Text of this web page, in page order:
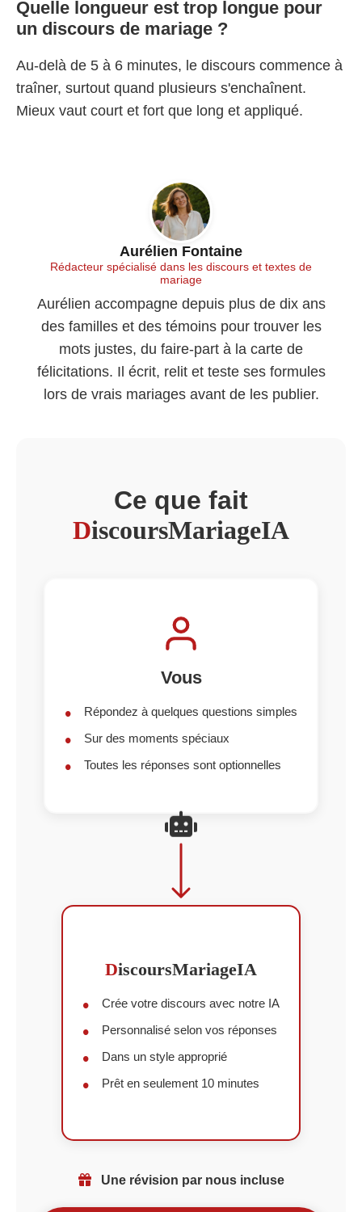
Quelle longueur est trop longue pour
un discours de mariage ?
Au-delà de 5 à 6 minutes, le discours commence à
traîner, surtout quand plusieurs s'enchaînent.
Mieux vaut court et fort que long et appliqué.
Aurélien Fontaine
Rédacteur spécialisé dans les discours et textes de
mariage
Aurélien accompagne depuis plus de dix ans
des familles et des témoins pour trouver les
mots justes, du faire-part à la carte de
félicitations. Il écrit, relit et teste ses formules
lors de vrais mariages avant de les publier.
Ce que fait
DiscoursMariageIA
Vous
Répondez à quelques questions simples
Sur des moments spéciaux
Toutes les réponses sont optionnelles
DiscoursMariageIA
Crée votre discours avec notre IA
Personnalisé selon vos réponses
Dans un style approprié
Prêt en seulement 10 minutes
Une révision par nous incluse